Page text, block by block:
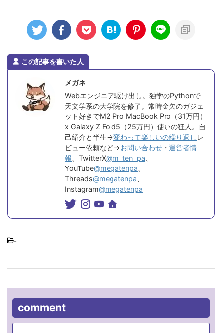
この記事を書いた人
メガネ
Webエンジニア駆け出し。独学のPythonで
天文学系の大学院を修了。常時金欠のガジェ
ット好きでM2 Pro MacBook Pro（31万円）
x Galaxy Z Fold5（25万円）使いの狂人。自
己紹介と半生→変わって楽しいの繰り返し レ
ビュー依頼など→お問い合わせ ・ 運営者情
報 、TwitterX@m_ten_pa
YouTube@megatenpa
Threads@megatenpa
Instagram@megatenpa
-
comment